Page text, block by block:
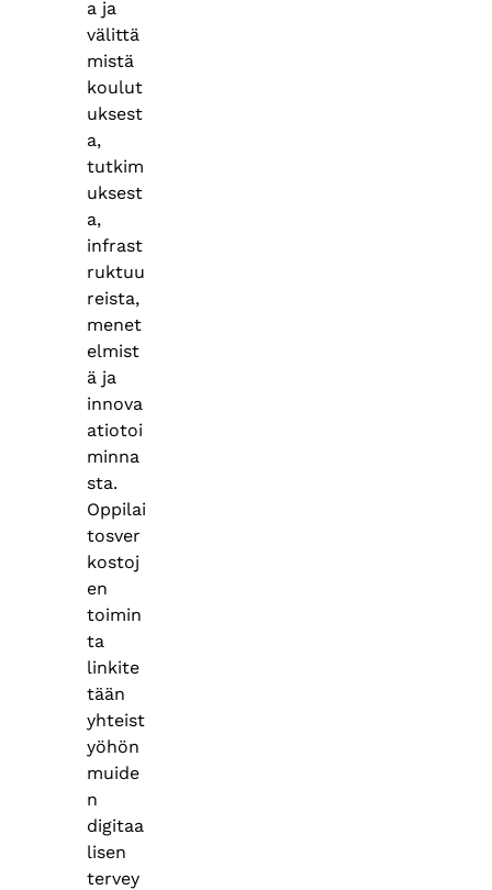
a ja
välittä
mistä
koulut
uksest
a,
tutkim
uksest
a,
infrast
ruktuu
reista,
menet
elmist
ä ja
innova
atiotoi
minna
sta. ​
Oppilai
tosver
kostoj
en
toimin
ta
linkite
tään
yhteist
yöhön
muide
n
digitaa
lisen
tervey